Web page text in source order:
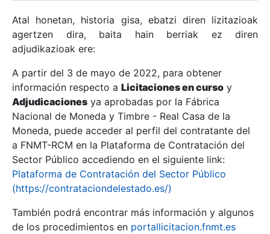
Erakutsi/Ezkutatu
Erakutsi/Ezkutatu
Erakutsi/Ezkutatu
Erakutsi/Ezkutatu
Atal honetan, historia gisa, ebatzi diren lizitazioak
agertzen dira, baita hain berriak ez diren
adjudikazioak ere:
A partir del 3 de mayo de 2022, para obtener
información respecto a Licitaciones en curso y
Adjudicaciones ya aprobadas por la Fábrica
Nacional de Moneda y Timbre - Real Casa de la
Moneda, puede acceder al perfil del contratante del
a FNMT-RCM en la Plataforma de Contratación del
Sector Público accediendo en el siguiente link:
Plataforma de Contratación del Sector Público
(https://contrataciondelestado.es/)
También podrá encontrar más información y algunos
de los procedimientos en portallicitacion.fnmt.es